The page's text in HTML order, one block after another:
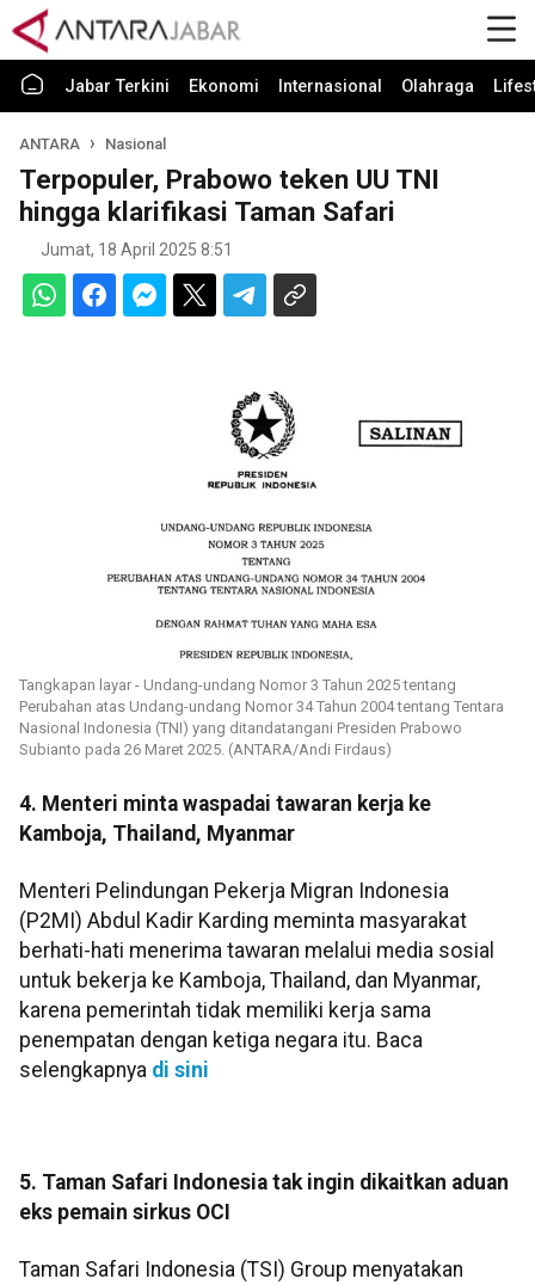
Jabar Terkini Ekonomi Internasional Olahraga
ANTARA Nasional
Terpopuler, Prabowo teken UU TNI
hingga klarifikasi Taman Safari
Jumat, 18 April 2025 8:51
Tangkapan layar - Undang-undang Nomor 3 Tahun 2025 tentang
Perubahan atas Undang-undang Nomor 34 Tahun 2004 tentang Tentara
Nasional Indonesia (TNI) yang ditandatangani Presiden Prabowo
Subianto pada 26 Maret 2025. (ANTARA/Andi Firdaus)
4. Menteri minta waspadai tawaran kerja ke
Kamboja, Thailand, Myanmar
Menteri Pelindungan Pekerja Migran Indonesia
(P2MI) Abdul Kadir Karding meminta masyarakat
berhati-hati menerima tawaran melalui media sosial
untuk bekerja ke Kamboja, Thailand, dan Myanmar,
karena pemerintah tidak memiliki kerja sama
penempatan dengan ketiga negara itu. Baca
selengkapnya di sini
5. Taman Safari Indonesia tak ingin dikaitkan aduan
eks pemain sirkus OCI
Taman Safari Indonesia (TSI) Group menyatakan